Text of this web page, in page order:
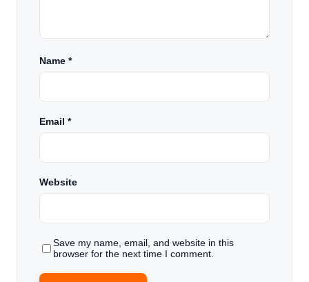
Name *
Email *
Website
Save my name, email, and website in this
browser for the next time I comment.